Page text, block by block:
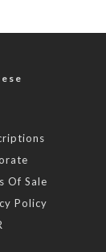
Of Sale
Policy